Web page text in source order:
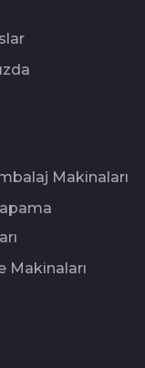
Makinaları
Makinaları